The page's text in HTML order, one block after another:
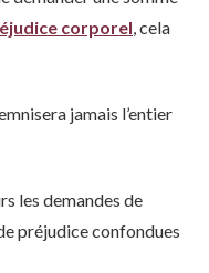
corporel , cela
jamais l’entier
les demandes de
préjudice confondues